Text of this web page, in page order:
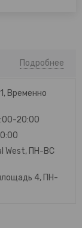
Подробнее
Временно
20:00
West, ПН-ВС
4, ПН-